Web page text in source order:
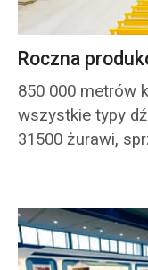
Roczna
850 000 metrów
wszystkie typy
31500 żurawi,